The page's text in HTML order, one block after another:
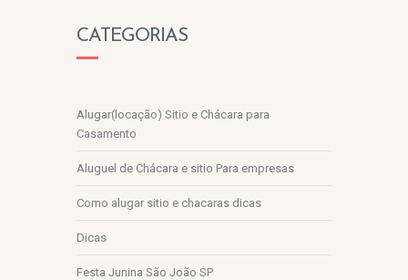
CATEGORIAS
Alugar(locação) Sitio e Chácara para
Casamento
Aluguel de Chácara e sitio Para empresas
Como alugar sitio e chacaras dicas
Dicas
Festa Junina São João SP